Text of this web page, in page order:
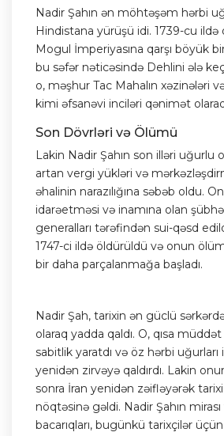
Nadir Şahın ən möhtəşəm hərbi
Hindistana yürüşü idi. 1739-cu ildə
Mogul İmperiyasına qarşı böyük
bu səfər nəticəsində Dehlini ələ
o, məşhur Tac Mahalın xəzinələri
kimi əfsanəvi inciləri qənimət
Son Dövrləri və Ölümü
Lakin Nadir Şahın son illəri uğurlu
artan vergi yükləri və
əhalinin narazılığına səbəb oldu.
idarəetməsi və inamına olan
generalları tərəfindən sui-qəsd
1747-ci ildə öldürüldü və onun
bir daha parçalanmağa başladı.
Nadir Şah, tarixin ən güclü
olaraq yadda qaldı. O, qısa
sabitlik yaratdı və öz hərbi uğurları
yenidən zirvəyə qaldırdı. Lakin
sonra İran yenidən zəifləyərək
nöqtəsinə gəldi. Nadir Şahın
bacarıqları, bugünkü tarixçilər